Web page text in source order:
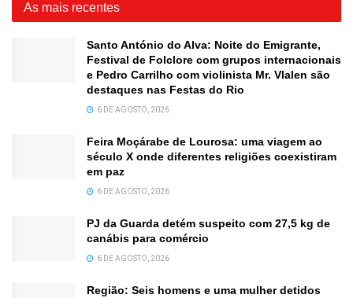
As mais recentes
Santo António do Alva: Noite do Emigrante,
Festival de Folclore com grupos internacionais
e Pedro Carrilho com violinista Mr. Vlalen são
destaques nas Festas do Rio
6 DE AGOSTO, 2026
Feira Moçárabe de Lourosa: uma viagem ao
século X onde diferentes religiões coexistiram
em paz
6 DE AGOSTO, 2026
PJ da Guarda detém suspeito com 27,5 kg de
canábis para comércio
6 DE AGOSTO, 2026
Região: Seis homens e uma mulher detidos